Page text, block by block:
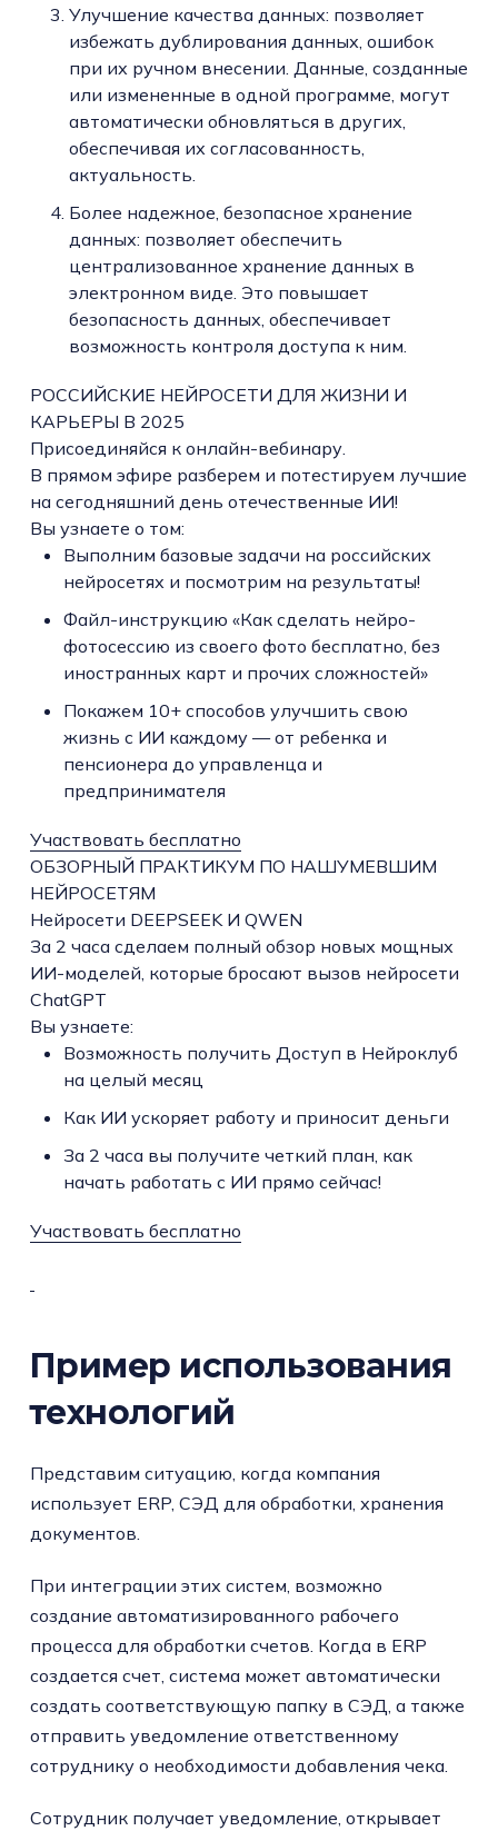
Улучшение качества данных: позволяет
избежать дублирования данных, ошибок
при их ручном внесении. Данные, созданные
или измененные в одной программе, могут
автоматически обновляться в других,
обеспечивая их согласованность,
актуальность.
Более надежное, безопасное хранение
данных: позволяет обеспечить
централизованное хранение данных в
электронном виде. Это повышает
безопасность данных, обеспечивает
возможность контроля доступа к ним.
РОССИЙСКИЕ НЕЙРОСЕТИ ДЛЯ ЖИЗНИ И
КАРЬЕРЫ В 2025
Присоединяйся к онлайн-вебинару.
В прямом эфире разберем и потестируем лучшие
на сегодняшний день отечественные ИИ!
Вы узнаете о том:
Выполним базовые задачи на российских
нейросетях и посмотрим на результаты!
Файл-инструкцию «Как сделать нейро-
фотосессию из своего фото бесплатно, без
иностранных карт и прочих сложностей»
Покажем 10+ способов улучшить свою
жизнь с ИИ каждому — от ребенка и
пенсионера до управленца и
предпринимателя
Участвовать бесплатно
ОБЗОРНЫЙ ПРАКТИКУМ ПО НАШУМЕВШИМ
НЕЙРОСЕТЯМ
Нейросети DEEPSEEK И QWEN
За 2 часа сделаем полный обзор новых мощных
ИИ-моделей, которые бросают вызов нейросети
ChatGPT
Вы узнаете:
Возможность получить Доступ в Нейроклуб
на целый месяц
Как ИИ ускоряет работу и приносит деньги
За 2 часа вы получите четкий план, как
начать работать с ИИ прямо сейчас!
Участвовать бесплатно
Пример использования
технологий
Представим ситуацию, когда компания
использует ERP, СЭД для обработки, хранения
документов.
При интеграции этих систем, возможно
создание автоматизированного рабочего
процесса для обработки счетов. Когда в ERP
создается счет, система может автоматически
создать соответствующую папку в СЭД, а также
отправить уведомление ответственному
сотруднику о необходимости добавления чека.
Сотрудник получает уведомление, открывает